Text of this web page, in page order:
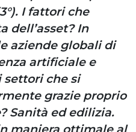
I fattori che
dell’asset? In
aziende globali di
artificiale e
settori che si
grazie proprio
Sanità ed edilizia.
maniera ottimale al